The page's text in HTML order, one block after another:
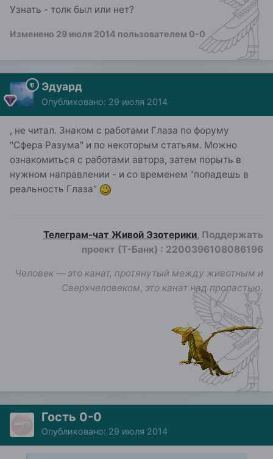
Узнать - толк был или нет?
Изменено 29 июля 2014 пользователем 0-0
Эдуард
Опубликовано: 29 июля 2014
, не читал. Знаком с работами Глаза по форуму
"Сфера Разума" и по некоторым статьям. Можно
ознакомиться с работами автора, затем порыть в
нужном направлении - и со временем "попадешь в
реальность Глаза"
Телеграм-чат Живой Эзотерики, Поддержать
проект (Т-Банк) : 2200396108086196
Человек — это канат, протянутый между животным и
Сверхчеловеком, это канат над пропастью.
Гость 0-0
Опубликовано: 29 июля 2014